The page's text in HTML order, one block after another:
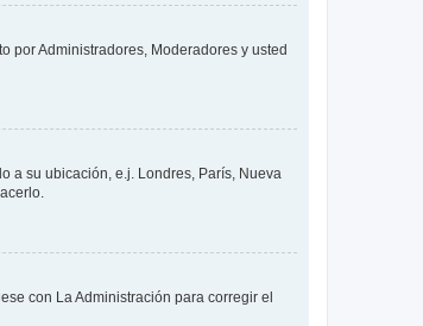
por Administradores, Moderadores y usted
a su ubicación, e.j. Londres, París, Nueva
con La Administración para corregir el